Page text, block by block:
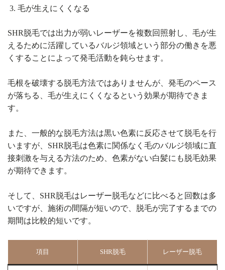
毛が生えにくくなる
SHR脱毛では出力が弱いレーザーを複数回照射し、毛が生
えるために活躍しているバルジ領域という部分の働きを悪
くすることによって発毛活動を鈍らせます。
毛根を破壊する脱毛方法ではありませんが、発毛のペース
が落ちる、毛が生えにくくなるという効果が期待できま
す。
また、一般的な脱毛方法は黒い色素に反応させて脱毛を行
いますが、SHR脱毛は色素に関係なく毛のバルジ領域に直
接刺激を与える方法のため、色素がない白髪にも脱毛効果
が期待できます。
そして、SHR脱毛はレーザー脱毛などに比べると回数は多
いですが、施術の間隔が短いので、脱毛が完了するまでの
期間は比較的短いです。
項目 SHR脱毛 レーザー脱毛